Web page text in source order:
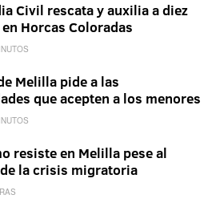
Civil rescata y auxilia a diez
Horcas Coloradas
Melilla pide a las
que acepten a los menores
resiste en Melilla pese al
la crisis migratoria